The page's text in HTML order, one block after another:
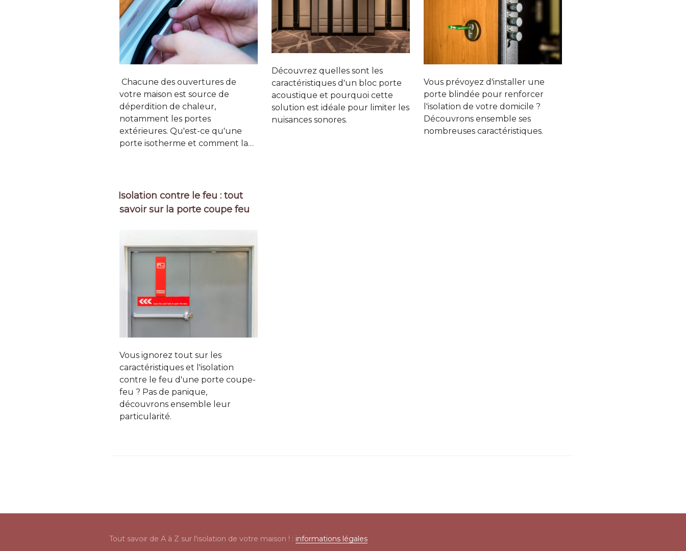
Chacune des ouvertures de
votre maison est source de
déperdition de chaleur,
notamment les portes
extérieures. Qu'est-ce qu'une
porte isotherme et comment la…
Découvrez quelles sont les
caractéristiques d'un bloc porte
acoustique et pourquoi cette
solution est idéale pour limiter les
nuisances sonores.
Vous prévoyez d'installer une
porte blindée pour renforcer
l'isolation de votre domicile ?
Découvrons ensemble ses
nombreuses caractéristiques.
Isolation contre le feu : tout
savoir sur la porte coupe feu
Vous ignorez tout sur les
caractéristiques et l'isolation
contre le feu d'une porte coupe-
feu ? Pas de panique,
découvrons ensemble leur
particularité.
Tout savoir de A à Z sur l'isolation de votre maison ! : informations légales